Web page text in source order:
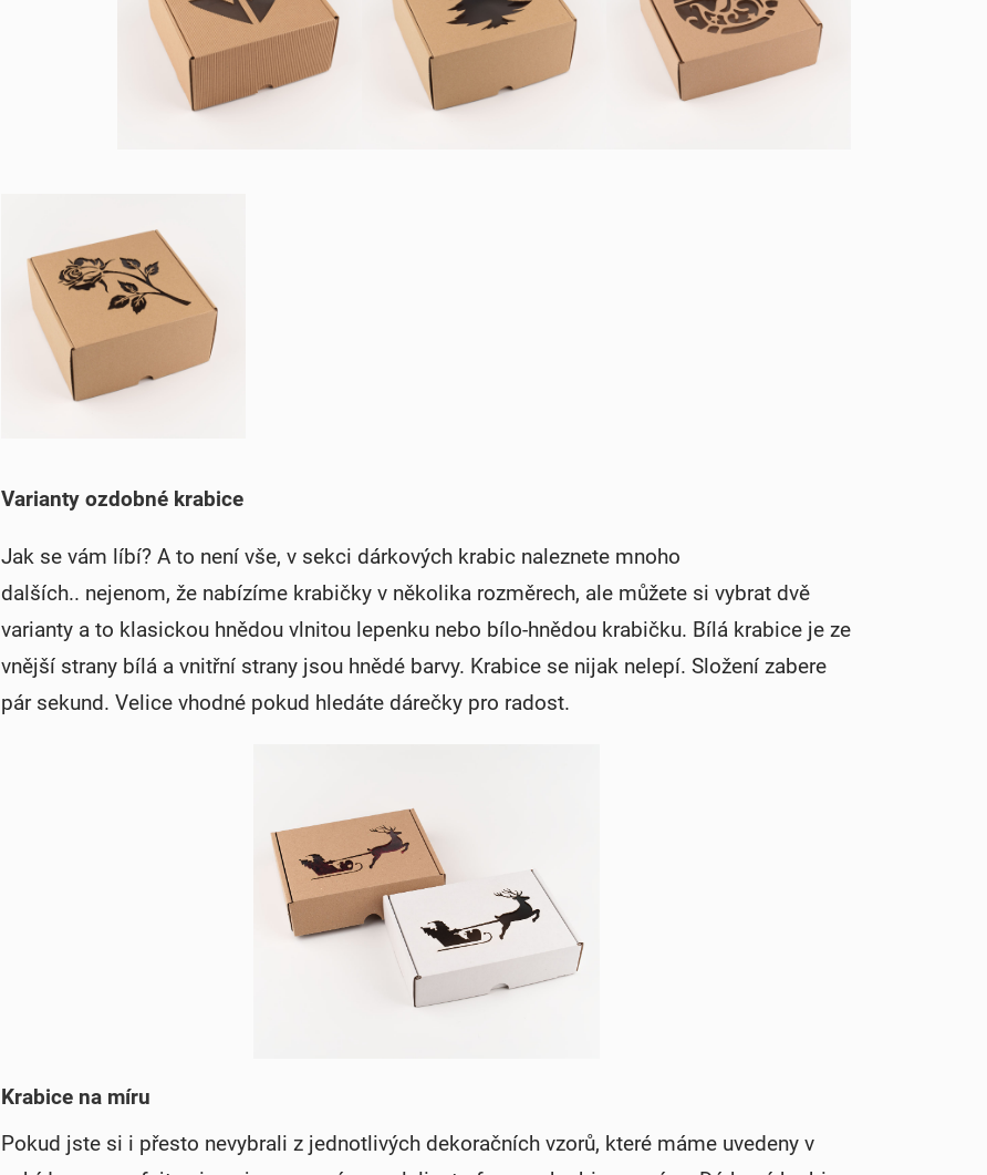
Varianty ozdobné krabice
Jak se vám líbí? A to není vše, v sekci dárkových krabic naleznete mnoho
dalších.. nejenom, že nabízíme krabičky v několika rozměrech, ale můžete si vybrat dvě
varianty a to klasickou hnědou vlnitou lepenku nebo bílo-hnědou krabičku. Bílá krabice je ze
vnější strany bílá a vnitřní strany jsou hnědé barvy. Krabice se nijak nelepí. Složení zabere
pár sekund. Velice vhodné pokud hledáte dárečky pro radost.
Krabice na míru
Pokud jste si i přesto nevybrali z jednotlivých dekoračních vzorů, které máme uvedeny v